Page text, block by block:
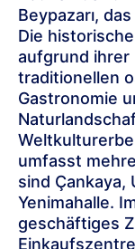
Beypazarı,
Die
aufgrund ihrer
traditionellen
Gastronomie
umfasst
sind Çankaya,
Yenimahalle.
geschäftiges